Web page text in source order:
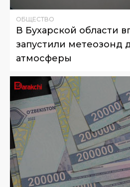
ОБЩЕСТВО
В Бухарской области
запустили метеозонд
атмосферы